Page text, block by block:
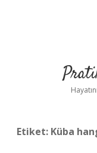
Etiket: Küba